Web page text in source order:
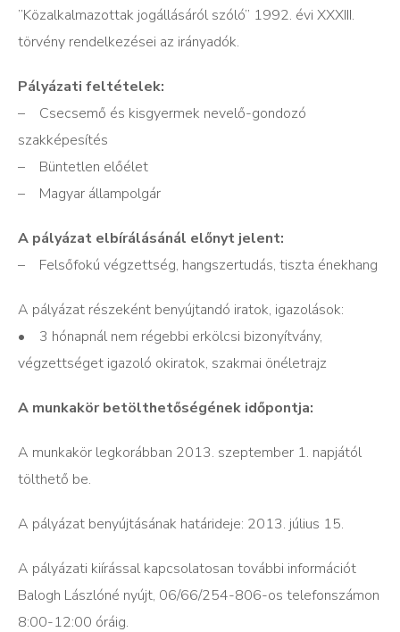
”Közalkalmazottak jogállásáról szóló” 1992. évi XXXIII.
törvény rendelkezései az irányadók.
Pályázati feltételek:
– Csecsemő és kisgyermek nevelő-gondozó
szakképesítés
– Büntetlen előélet
– Magyar állampolgár
A pályázat elbírálásánál előnyt jelent:
– Felsőfokú végzettség, hangszertudás, tiszta énekhang
A pályázat részeként benyújtandó iratok, igazolások:
• 3 hónapnál nem régebbi erkölcsi bizonyítvány,
végzettséget igazoló okiratok, szakmai önéletrajz
A munkakör betölthetőségének időpontja:
A munkakör legkorábban 2013. szeptember 1. napjától
tölthető be.
A pályázat benyújtásának határideje: 2013. július 15.
A pályázati kiírással kapcsolatosan további információt
Balogh Lászlóné nyújt, 06/66/254-806-os telefonszámon
8:00-12:00 óráig.